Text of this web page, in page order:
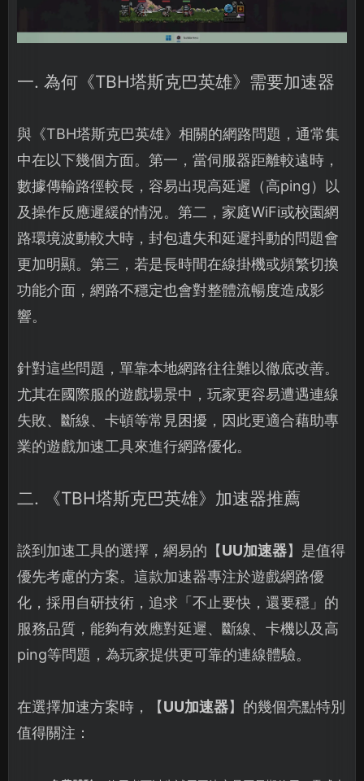
一. 為何《TBH塔斯克巴英雄》需要加速器
與《TBH塔斯克巴英雄》相關的網路問題，通常集
中在以下幾個方面。第一，當伺服器距離較遠時，
數據傳輸路徑較長，容易出現高延遲（高ping）以
及操作反應遲緩的情況。第二，家庭WiFi或校園網
路環境波動較大時，封包遺失和延遲抖動的問題會
更加明顯。第三，若是長時間在線掛機或頻繁切換
功能介面，網路不穩定也會對整體流暢度造成影
響。
針對這些問題，單靠本地網路往往難以徹底改善。
尤其在國際服的遊戲場景中，玩家更容易遭遇連線
失敗、斷線、卡頓等常見困擾，因此更適合藉助專
業的遊戲加速工具來進行網路優化。
二. 《TBH塔斯克巴英雄》加速器推薦
談到加速工具的選擇，網易的【UU加速器】是值得
優先考慮的方案。這款加速器專注於遊戲網路優
化，採用自研技術，追求「不止要快，還要穩」的
服務品質，能夠有效應對延遲、斷線、卡機以及高
ping等問題，為玩家提供更可靠的連線體驗。
在選擇加速方案時，【UU加速器】的幾個亮點特別
值得關注：